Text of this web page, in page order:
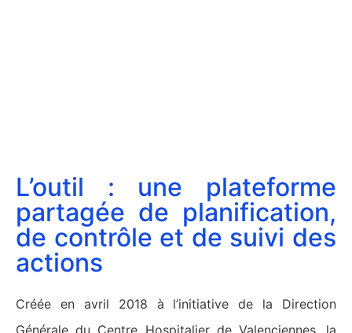
L’outil : une plateforme
partagée de planification,
de contrôle et de suivi des
actions
Créée en avril 2018 à l’initiative de la Direction
Générale du Centre Hospitalier de Valenciennes, la